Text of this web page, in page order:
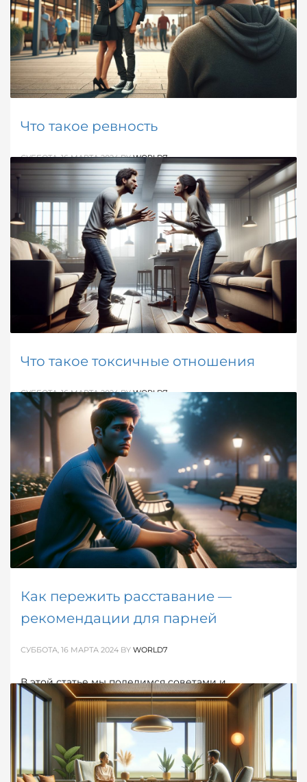
ОПУБЛИКОВАНО ВЗДОРОВЬЕ / МЕДИЦИНА
МЕТКИ: ПРОФИЛАКТИКА ЗАБОЛЕВАНИЙ
Что такое ревность
СУББОТА, 16 МАРТА 2024 BYWORLD7
Статья, в которой вы узнаете что такое ревность:
определение, характерные признаки, негативные
последствия и возможные исходы.
ОПУБЛИКОВАНО ВОБЩЕНИЕ / КОММУНИКАЦИЯ
СПРАВОЧНИК
МЕТКИ: РЕВНОСТЬ,ЧУВСТВА
Что такое токсичные отношения
СУББОТА, 16 МАРТА 2024 BYWORLD7
Статья, объясняющая что такое токсичные
отношения: определение, признаки, негативные
последствия и способы справиться с их влиянием.
ОПУБЛИКОВАНО ВОБ ОТНОШЕНИЯХ
СПРАВОЧНИК
МЕТКИ:
ПСИХОЛОГИЯ, СОВРЕМЕНЫЕ ТЕРМИНЫ
Как пережить расставание —
рекомендации для парней
СУББОТА, 16 МАРТА 2024 BY WORLD7
В этой статье мы поделимся советами и
стратегиями, которые помогут мужчинам и
молодым парням справиться с болью расставания
и постепенно вернуться к полноценной,
счастливой жизни.